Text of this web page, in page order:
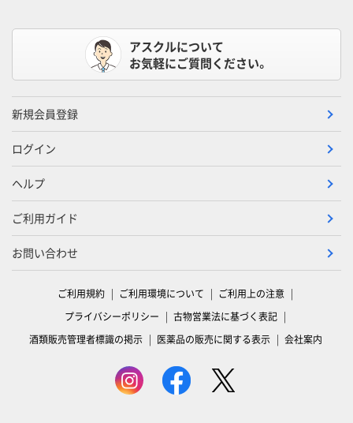
アスクルについて
お気軽にご質問ください。
新規会員登録
ログイン
ヘルプ
ご利用ガイド
お問い合わせ
ご利用規約 ご利用環境について
ご利用上の注意
プライバシーポリシー
古物営業法に基づく表記
酒類販売管理者標識の掲示
医薬品の販売に関する表示 会社案内